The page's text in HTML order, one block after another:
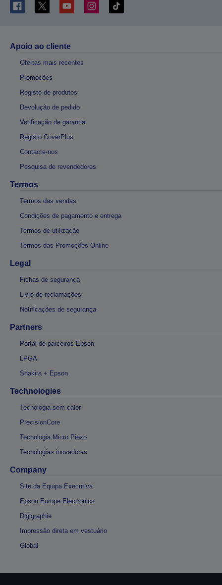
Apoio ao cliente
Ofertas mais recentes
Promoções
Registo de produtos
Devolução de pedido
Verificação de garantia
Registo CoverPlus
Contacte-nos
Pesquisa de revendedores
Termos
Termos das vendas
Condições de pagamento e entrega
Termos de utilização
Termos das Promoções Online
Legal
Fichas de segurança
Livro de reclamações
Notificações de segurança
Partners
Portal de parceiros Epson
LPGA
Shakira + Epson
Technologies
Tecnologia sem calor
PrecisionCore
Tecnologia Micro Piezo
Tecnologias inovadoras
Company
Site da Equipa Executiva
Epson Europe Electronics
Digigraphie
Impressão direta em vestuário
Global